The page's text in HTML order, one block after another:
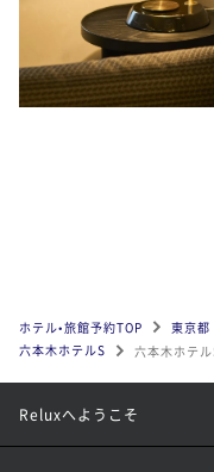
ホテル•旅館予約TOP 東京都
六本木ホテルS
六本木ホテ
Reluxへようこそ